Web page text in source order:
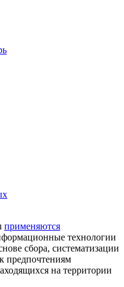
применяются
технологии
сбора, систематизации
предпочтениям
на территории